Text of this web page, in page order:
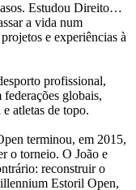
Estudou Direito…
a vida num
e experiências à
profissional,
globais,
atletas de topo.
terminou, em 2015,
o torneio. O João e
reconstruir o
Estoril Open,